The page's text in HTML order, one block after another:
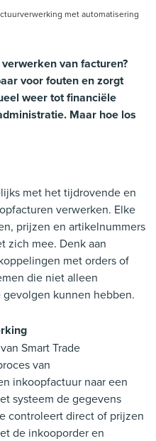
met automatisering
van facturen?
voor fouten en zorgt
weer tot financiële
Maar hoe los
met het tijdrovende en
verwerken. Elke
prijzen en artikelnummers
zich mee. Denk aan
met orders of
die niet alleen
kunnen hebben.
Smart Trade
van
inkoopfactuur naar een
systeem de gegevens
controleert direct of prijzen
de inkooporder en